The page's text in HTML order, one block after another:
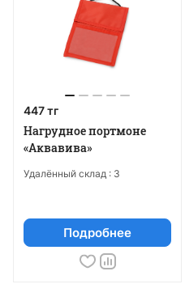
447 тг
Нагрудное портмоне
«Аквавива»
Удалённый склад : 3
Подробнее